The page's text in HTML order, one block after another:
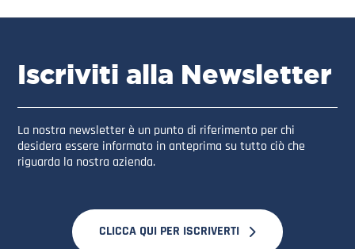
Iscriviti alla Newsletter
La nostra newsletter è un punto di riferimento per chi
desidera essere informato in anteprima su tutto ciò che
riguarda la nostra azienda.
CLICCA QUI PER ISCRIVERTI